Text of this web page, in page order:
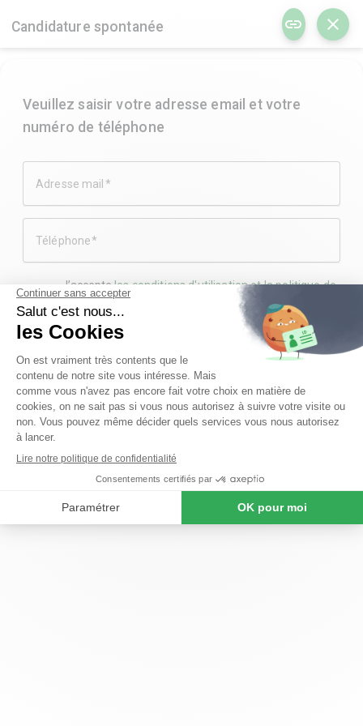
menu
share
Candidature spontanée link close
Veuillez saisir votre adresse email et votre
numéro de téléphone
Adresse mail
Téléphone
J’accepte les conditions d'utilisation et la politique de
confidentialité